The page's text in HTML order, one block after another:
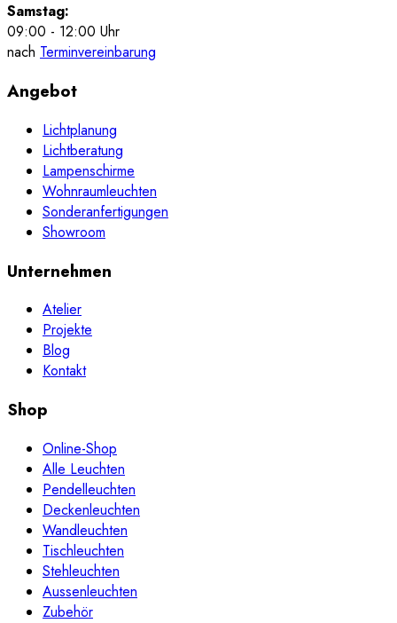
Samstag:
09:00 - 12:00 Uhr
nach Terminvereinbarung
Angebot
Lichtplanung
Lichtberatung
Lampenschirme
Wohnraumleuchten
Sonderanfertigungen
Showroom
Unternehmen
Atelier
Projekte
Blog
Kontakt
Shop
Online-Shop
Alle Leuchten
Pendelleuchten
Deckenleuchten
Wandleuchten
Tischleuchten
Stehleuchten
Aussenleuchten
Zubehör